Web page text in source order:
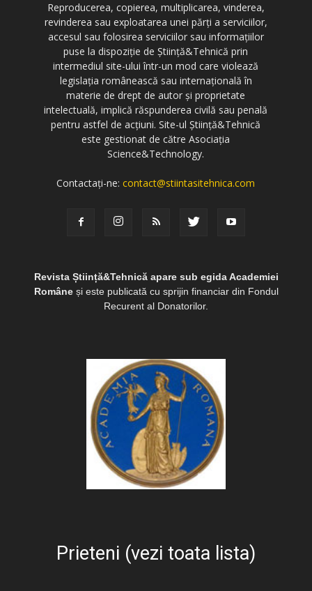
Reproducerea, copierea, multiplicarea, vinderea,
revinderea sau exploatarea unei părți a serviciilor,
accesul sau folosirea serviciilor sau informațiilor
puse la dispoziție de Știință&Tehnică prin
intermediul site-ului într-un mod care violează
legislația românească sau internațională în
materie de drept de autor și proprietate
intelectuală, implică răspunderea civilă sau penală
pentru astfel de acțiuni. Site-ul Știință&Tehnică
este gestionat de către Asociația
Science&Technology.
Contactați-ne:contact@stiintasitehnica.com
Revista Știință&Tehnică apare sub egida Academiei
Româneși este publicată cu sprijin financiar din Fondul
Recurent al Donatorilor.
Prieteni (vezi toata lista)